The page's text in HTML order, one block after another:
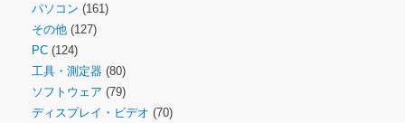
パソコン (161)
その他 (127)
PC (124)
工具・測定器 (80)
ソフトウェア (79)
ディスプレイ・ビデオ (70)